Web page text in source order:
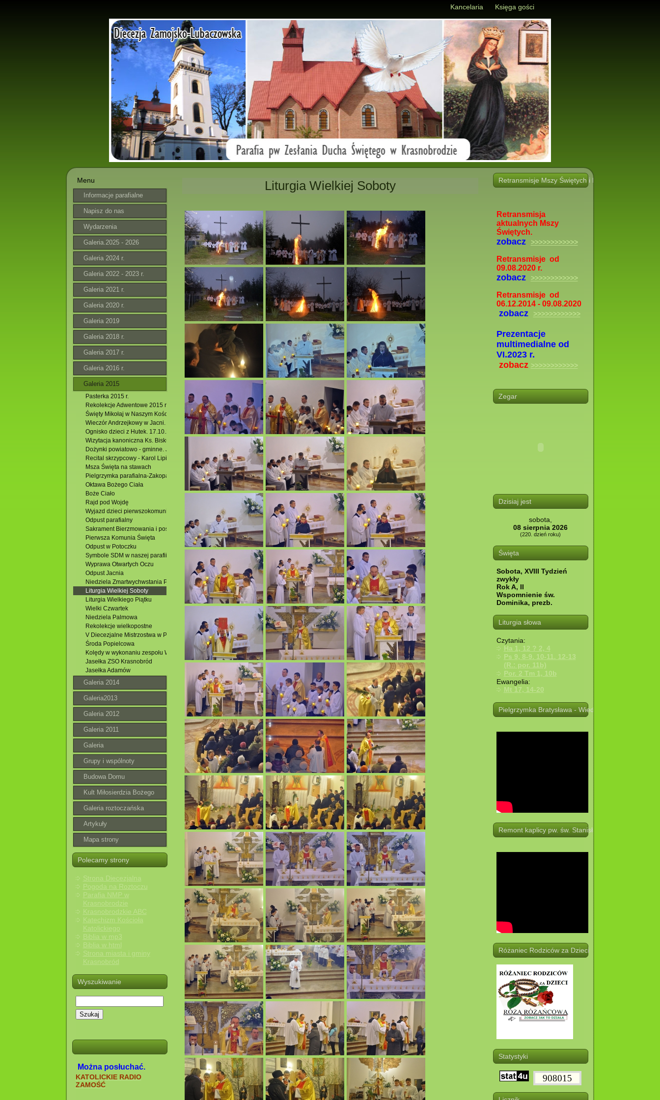
Kancelaria Księga gości
Menu
Informacje parafialne
Napisz do nas
Wydarzenia
Galeria.2025 - 2026
Galeria 2024 r.
Galeria 2022 - 2023 r.
Galeria 2021 r.
Galeria 2020 r.
Galeria 2019
Galeria 2018 r.
Galeria 2017 r.
Galeria 2016 r.
Galeria 2015
Pasterka 2015 r.
Rekolekcje Adwentowe 2015 r.
Święty Mikołaj w Naszym Kościele.
Wieczór Andrzejkowy w Jacni.
Ognisko dzieci z Hutek. 17.10.2015 r.
Wizytacja kanoniczna Ks. Biskupa Mariusza Leszczyńskiego.
Dożynki powiatowo - gminne. Jacnia 2015
Recital skrzypcowy - Karol Lipiński-Brańka
Msza Święta na stawach
Pielgrzymka parafialna-Zakopane
Oktawa Bożego Ciała
Boże Ciało
Rajd pod Wojdę
Wyjazd dzieci pierwszokomunijnych
Odpust parafialny
Sakrament Bierzmowania i poświęcenie Domu Parafialnego
Pierwsza Komunia Święta
Odpust w Potoczku
Symbole SDM w naszej parafii
Wyprawa Otwartych Oczu
Odpust Jacnia
Niedziela Zmartwychwstania Pańskiego
Liturgia Wielkiej Soboty
Liturgia Wielkiego Piątku
Wielki Czwartek
Niedziela Palmowa
Rekolekcje wielkopostne
V Diecezjalne Mistrzostwa w Piłce Siatkowej
Środa Popielcowa
Kolędy w wykonaniu zespołu Wójtowianie
Jasełka ZSO Krasnobród
Jasełka Adamów
Galeria 2014
Galeria2013
Galeria 2012
Galeria 2011
Galeria
Grupy i wspólnoty
Budowa Domu
Parafialnego
Kult Miłosierdzia Bożego
Galeria roztoczańska
Artykuły
Mapa strony
Polecamy strony
Strona Diecezjalna
Pogoda na Roztoczu
Parafia NMP w
Krasnobrodzie
Krasnobrodzkie ABC
Katechizm Kościoła
Katolickiego
Biblia w mp3
Biblia w html
Strona miasta i gminy
Krasnobród
Wyszukiwanie
Szukaj
Można posłuchać.
KATOLICKIE RADIO
ZAMOŚĆ
Liturgia Wielkiej Soboty Retransmisje Mszy Świętych i Nabożeństw i innych
Retransmisja
aktualnych Mszy
Świętych.
zobacz >>>>>>>>>>>>
Retransmisje od
09.08.2020 r.
zobacz >>>>>>>>>>>>
Retransmisje od
06.12.2014 - 09.08.2020
zobacz >>>>>>>>>>>>
Prezentacje
multimedialne od
VI.2023 r.
zobacz >>>>>>>>>>>>
Zegar
Dzisiaj jest
sobota,
08 sierpnia 2026
(220. dzień roku)
Święta
Sobota, XVIII Tydzień
zwykły
Rok A, II
Wspomnienie św.
Dominika, prezb.
Liturgia słowa
Czytania:
Ha 1, 12 ? 2, 4
Ps 9, 8-9. 10-11. 12-13
(R.: por. 11b)
Por. 2 Tm 1, 10b
Ewangelia:
Mt 17, 14-20
Pielgrzymka Bratysława - Wiedeń. 19 -21.08.2025 r.
Remont kaplicy pw. św. Stanisława w Potoczku
Różaniec Rodziców za Dzieci
Statystyki
908015